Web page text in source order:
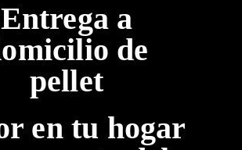
Pellet a domicilio
Entrega a
de
pellet
en tu hogar